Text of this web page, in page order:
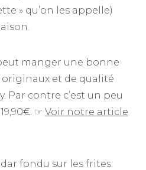
» qu’on les appelle)
manger une bonne
et de qualité
Par contre c’est un peu
☞ Voir notre article
fondu sur les frites.